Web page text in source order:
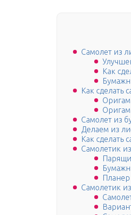
Самолет из
Как
Как сделать
Самолет из
Делаем из
Как сделать
Самолетик
Самолетик